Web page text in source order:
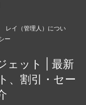
レイ（管理人）につい
ー
ェット | 最新
、割引・セー